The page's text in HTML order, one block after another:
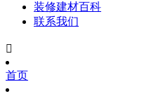
装修建材百科
联系我们

首页